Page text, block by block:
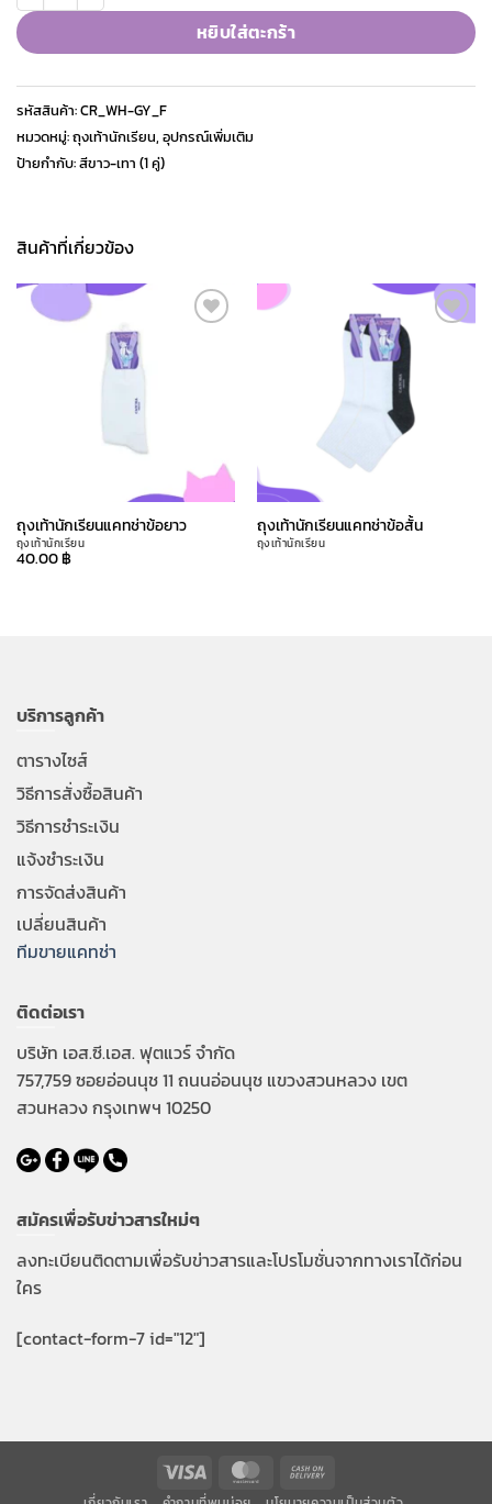
หยิบใส่ตะกร้า
รหัสสินค้า:CR_WH-GY_F
หมวดหมู่:ถุงเท้านักเรียน, อุปกรณ์เพิ่มเติม
ป้ายกำกับ:สีขาว-เทา (1 คู่)
สินค้าที่เกี่ยวข้อง
ถุงเท้านักเรียน
ถุงเท้านักเรียนแคทช่าข้อยาว
40.00฿
Add to
ถุงเท้านักเรียน
ถุงเท้านักเรียนแคทช่าข้อสั้น
บริการลูกค้า
ตารางไซส์
วิธีการสั่งซื้อสินค้า
วิธีการชำระเงิน
แจ้งชำระเงิน
การจัดส่งสินค้า
เปลี่ยนสินค้า
ทีมขายแคทช่า
ติดต่อเรา
บริษัท เอส.ซี.เอส. ฟุตแวร์ จำกัด
757,759 ซอยอ่อนนุช 11 ถนนอ่อนนุช แขวงสวนหลวง เขต
สวนหลวง กรุงเทพฯ 10250
สมัครเพื่อรับข่าวสารใหม่ๆ
ลงทะเบียนติดตามเพื่อรับข่าวสารและโปรโมชั่นจากทางเราได้ก่อน
ใคร
[contact-form-7 id="12"]
Visa MasterCard
On